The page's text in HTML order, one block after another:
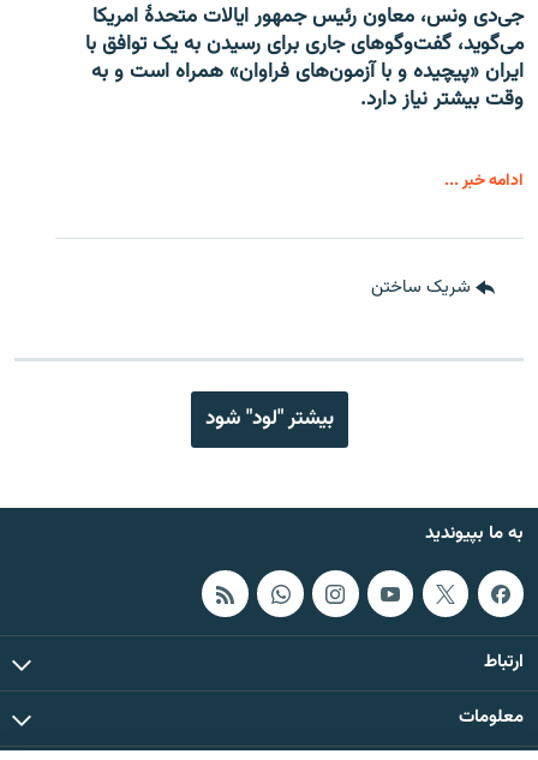
جی‌دی ونس، معاون رئیس جمهور ایالات متحدۀ امریکا
می‌گوید، گفت‌وگوهای جاری برای رسیدن به یک توافق با
ایران «پیچیده و با آزمون‌های فراوان» همراه است و به
وقت بیشتر نیاز دارد.
ادامه خبر ...
شریک ساختن
بیشتر "لود" شود
به ما بپیوندید
ارتباط
معلومات